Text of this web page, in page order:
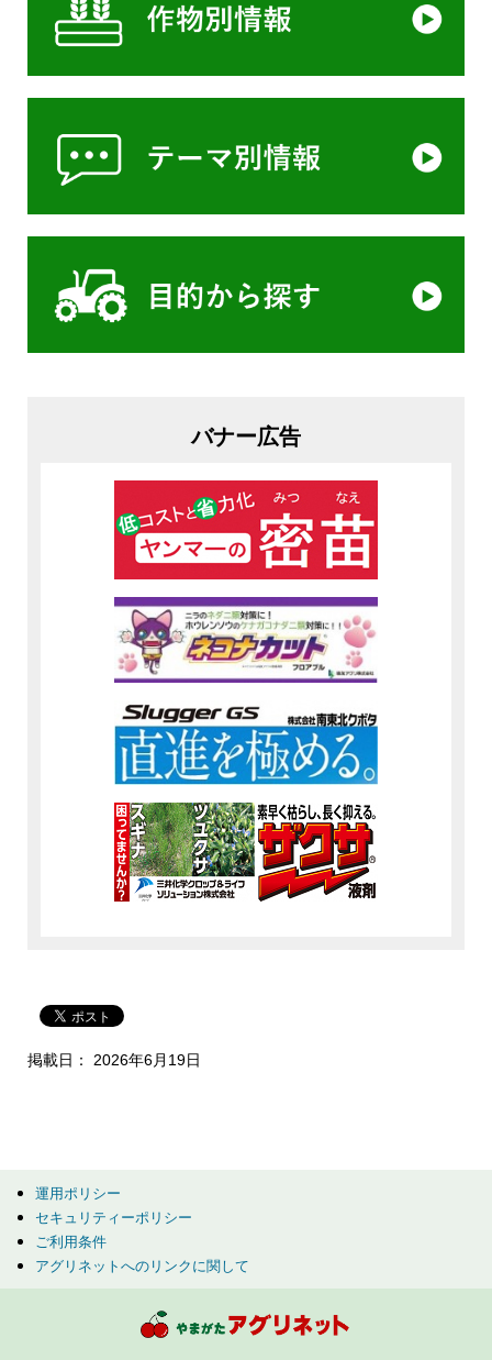
バナー広告
掲載日： 2026年6月19日
運用ポリシー
セキュリティーポリシー
ご利用条件
アグリネットへのリンクに関して